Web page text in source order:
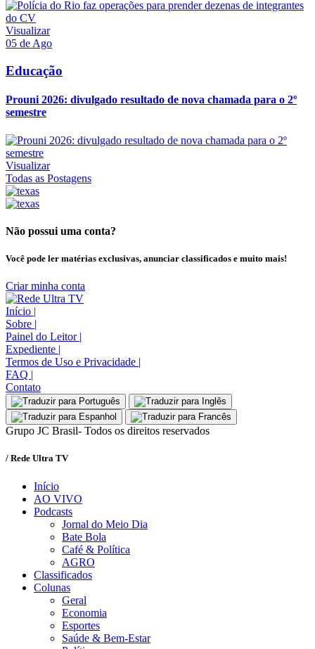
Visualizar
05 de Ago
Educação
Prouni 2026: divulgado resultado de nova chamada para o 2º
semestre
Visualizar
Todas as Postagens
Não possui uma conta?
Você pode ler matérias exclusivas, anunciar classificados e muito mais!
Criar minha conta
Início |
Sobre |
Painel do Leitor |
Expediente |
Termos de Uso e Privacidade |
FAQ |
Contato
Grupo JC Brasil- Todos os direitos reservados
/ Rede Ultra TV
Início
AO VIVO
Podcasts
Jornal do Meio Dia
Bate Bola
Café & Política
AGRO
Classificados
Colunas
Geral
Economia
Esportes
Saúde & Bem-Estar